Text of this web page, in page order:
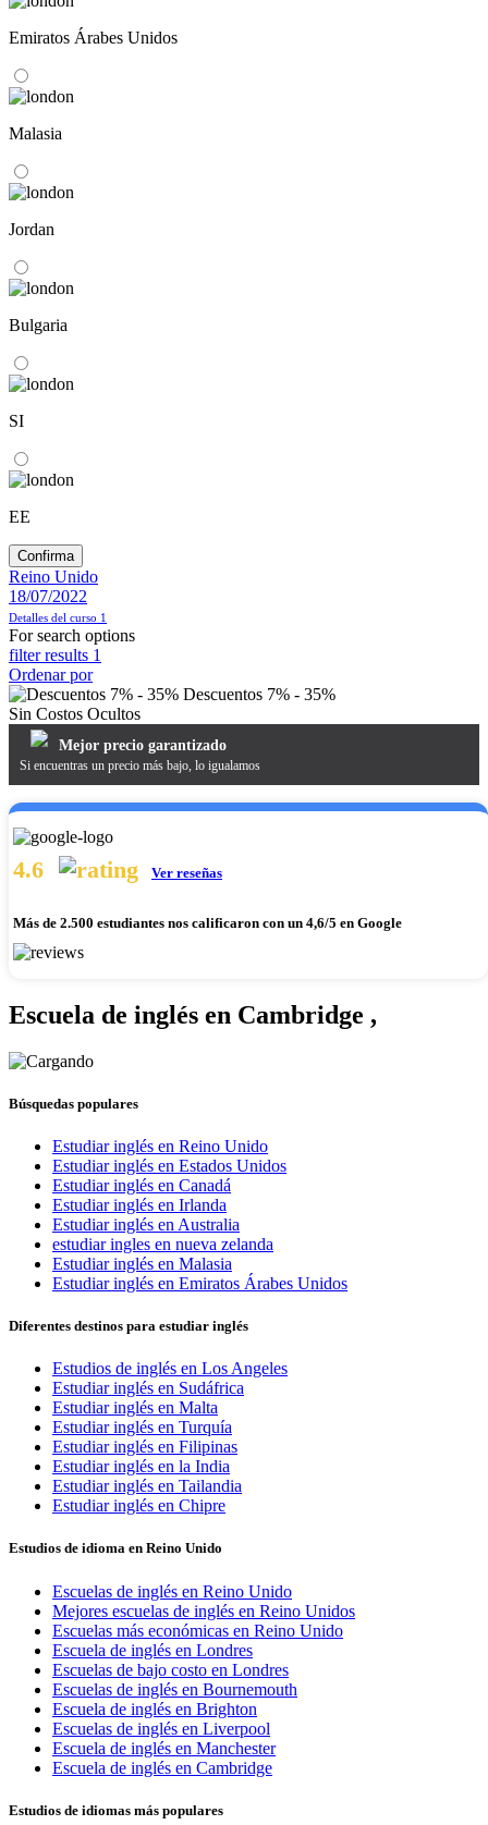
Emiratos Árabes Unidos
Malasia
Jordan
Bulgaria
SI
EE
Confirma
Reino Unido
18/07/2022
Detalles del curso 1
For search options
filter results 1
Ordenar por
Descuentos 7% - 35%
Sin Costos Ocultos
Mejor precio garantizado
Si encuentras un precio más bajo, lo igualamos
4.6 Ver reseñas
Más de 2.500 estudiantes nos calificaron con un 4,6/5 en Google
Escuela de inglés en Cambridge ,
Búsquedas populares
Estudiar inglés en Reino Unido
Estudiar inglés en Estados Unidos
Estudiar inglés en Canadá
Estudiar inglés en Irlanda
Estudiar inglés en Australia
estudiar ingles en nueva zelanda
Estudiar inglés en Malasia
Estudiar inglés en Emiratos Árabes Unidos
Diferentes destinos para estudiar inglés
Estudios de inglés en Los Angeles
Estudiar inglés en Sudáfrica
Estudiar inglés en Malta
Estudiar inglés en Turquía
Estudiar inglés en Filipinas
Estudiar inglés en la India
Estudiar inglés en Tailandia
Estudiar inglés en Chipre
Estudios de idioma en Reino Unido
Escuelas de inglés en Reino Unido
Mejores escuelas de inglés en Reino Unidos
Escuelas más económicas en Reino Unido
Escuela de inglés en Londres
Escuelas de bajo costo en Londres
Escuelas de inglés en Bournemouth
Escuela de inglés en Brighton
Escuelas de inglés en Liverpool
Escuela de inglés en Manchester
Escuela de inglés en Cambridge
Estudios de idiomas más populares